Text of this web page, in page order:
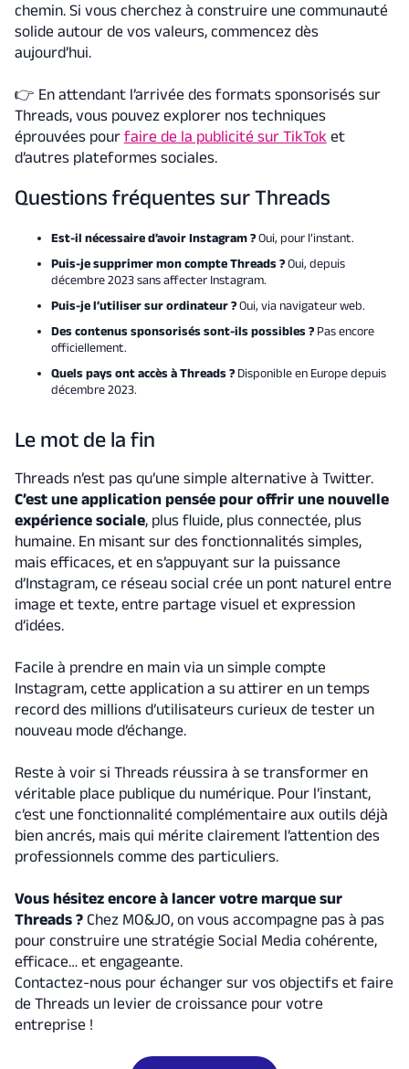
chemin. Si vous cherchez à construire une communauté
solide autour de vos valeurs, commencez dès
aujourd’hui.
👉 En attendant l’arrivée des formats sponsorisés sur
Threads, vous pouvez explorer nos techniques
éprouvées pour faire de la publicité sur TikToket
d’autres plateformes sociales.
Questions fréquentes sur Threads
Est-il nécessaire d’avoir Instagram ?Oui, pour l’instant.
Puis-je supprimer mon compte Threads ?Oui, depuis
décembre 2023 sans affecter Instagram.
Puis-je l’utiliser sur ordinateur ?Oui, via navigateur web.
Des contenus sponsorisés sont-ils possibles ?Pas encore
officiellement.
Quels pays ont accès à Threads ?Disponible en Europe depuis
décembre 2023.
Le mot de la fin
Threads n’est pas qu’une simple alternative à Twitter.
C’est une application pensée pour offrir une nouvelle
expérience sociale, plus fluide, plus connectée, plus
humaine. En misant sur des fonctionnalités simples,
mais efficaces, et en s’appuyant sur la puissance
d’Instagram, ce réseau social crée un pont naturel entre
image et texte, entre partage visuel et expression
d’idées.
Facile à prendre en main via un simple compte
Instagram, cette application a su attirer en un temps
record des millions d’utilisateurs curieux de tester un
nouveau mode d’échange.
Reste à voir si Threads réussira à se transformer en
véritable place publique du numérique. Pour l’instant,
c’est une fonctionnalité complémentaire aux outils déjà
bien ancrés, mais qui mérite clairement l’attention des
professionnels comme des particuliers.
Vous hésitez encore à lancer votre marque sur
Threads ? Chez MO&JO, on vous accompagne pas à pas
pour construire une stratégie Social Media cohérente,
efficace… et engageante.
Contactez-nous pour échanger sur vos objectifs et faire
de Threads un levier de croissance pour votre
entreprise !